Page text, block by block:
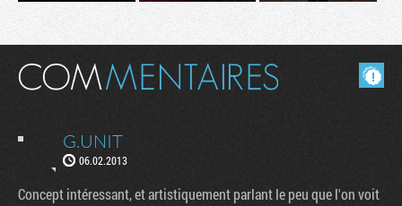
Masquer les commentaires lus.
G.UNIT
06.02.2013
Concept intéressant, et artistiquement parlant le peu que l'on voit